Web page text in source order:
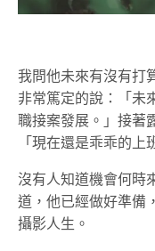
我問他未來有沒有打
非常篤定的說：「未
職接案發展。」接著
「現在還是乖乖的上
沒有人知道機會何時
道，他已經做好準備
攝影人生。